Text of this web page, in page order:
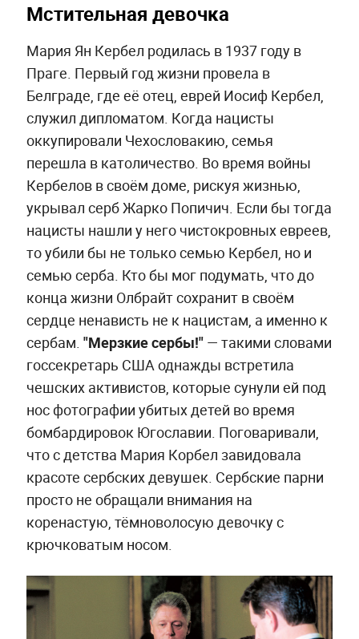
Мстительная девочка
Мария Ян Кербел родилась в 1937 году в
Праге. Первый год жизни провела в
Белграде, где её отец, еврей Иосиф Кербел,
служил дипломатом. Когда нацисты
оккупировали Чехословакию, семья
перешла в католичество. Во время войны
Кербелов в своём доме, рискуя жизнью,
укрывал серб Жарко Попичич. Если бы тогда
нацисты нашли у него чистокровных евреев,
то убили бы не только семью Кербел, но и
семью серба. Кто бы мог подумать, что до
конца жизни Олбрайт сохранит в своём
сердце ненависть не к нацистам, а именно к
сербам. "Мерзкие сербы!"— такими словами
госсекретарь США однажды встретила
чешских активистов, которые сунули ей под
нос фотографии убитых детей во время
бомбардировок Югославии. Поговаривали,
что с детства Мария Корбел завидовала
красоте сербских девушек. Сербские парни
просто не обращали внимания на
коренастую, тёмноволосую девочку с
крючковатым носом.